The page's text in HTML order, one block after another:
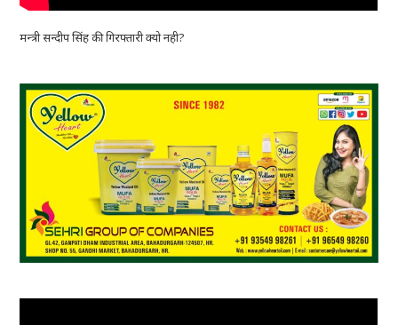
मन्त्री सन्दीप सिंह की गिरफ्तारी क्यो नही?